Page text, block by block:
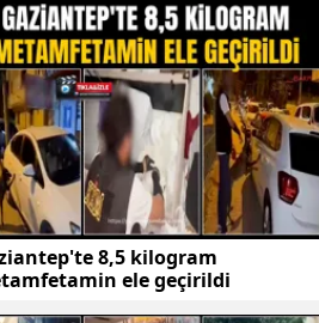
8,5 kilogram
ele geçirildi